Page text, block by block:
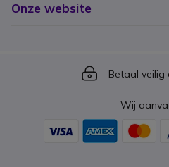
Onze website
Icon
Betaal veilig
Wij